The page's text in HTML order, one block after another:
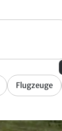
Flugzeuge